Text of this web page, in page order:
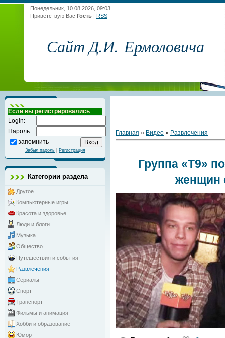
Понедельник, 10.08.2026, 09:03
Приветствую Вас Гость | RSS
Сайт Д.И. Ермоловича
Если вы регистрировались
Login:
Пароль:
запомнить
Забыл пароль Регистрация
Категории раздела
Другое
Компьютерные игры
Красота и здоровье
Люди и блоги
Музыка
Общество
Путешествия и события
Развлечения
Сериалы
Спорт
Транспорт
Фильмы и анимация
Хобби и образование
Юмор
Главная » Видео » Развлечения
Группа «Т9»
женщин